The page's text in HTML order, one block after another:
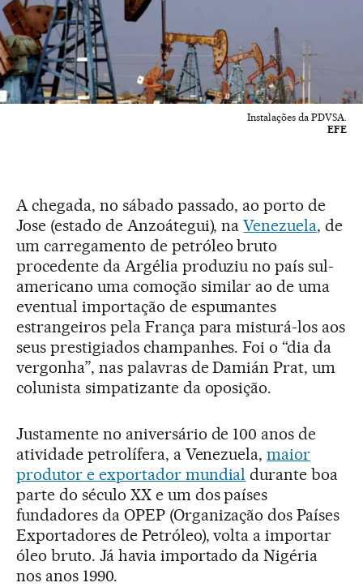
Instalações da PDVSA.
EFE
A chegada, no sábado passado, ao porto de
Jose (estado de Anzoátegui), naVenezuela, de
um carregamento de petróleo bruto
procedente da Argélia produziu no país sul-
americano uma comoção similar ao de uma
eventual importação de espumantes
estrangeiros pela França para misturá-los aos
seus prestigiados champanhes. Foi o “dia da
vergonha”, nas palavras de Damián Prat, um
colunista simpatizante da oposição.
Justamente no aniversário de 100 anos de
atividade petrolífera, a Venezuela,maior
produtor e exportador mundial durante boa
parte do século XX e um dos países
fundadores da OPEP (Organização dos Países
Exportadores de Petróleo), volta a importar
óleo bruto. Já havia importado da Nigéria
nos anos 1990.